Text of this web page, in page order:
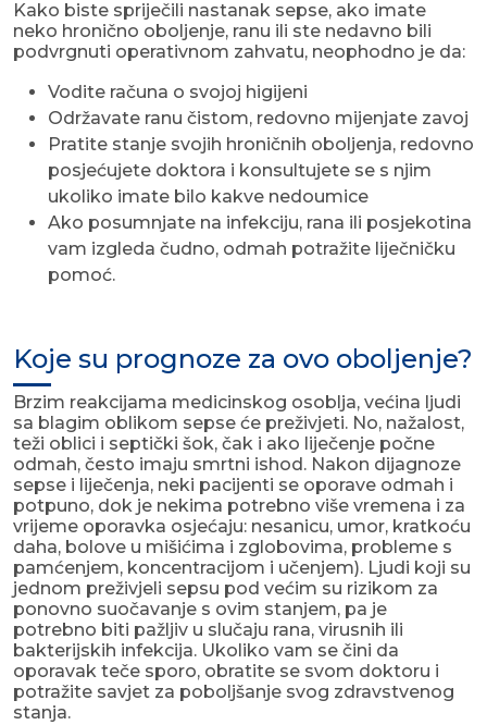
Kako biste spriječili nastanak sepse, ako imate
neko hronično oboljenje, ranu ili ste nedavno bili
podvrgnuti operativnom zahvatu, neophodno je da:
Vodite računa o svojoj higijeni
Održavate ranu čistom, redovno mijenjate zavoj
Pratite stanje svojih hroničnih oboljenja, redovno
posjećujete doktora i konsultujete se s njim
ukoliko imate bilo kakve nedoumice
Ako posumnjate na infekciju, rana ili posjekotina
vam izgleda čudno, odmah potražite liječničku
pomoć.
Koje su prognoze za ovo oboljenje?
Brzim reakcijama medicinskog osoblja, većina ljudi
sa blagim oblikom sepse će preživjeti. No, nažalost,
teži oblici i septički šok, čak i ako liječenje počne
odmah, često imaju smrtni ishod. Nakon dijagnoze
sepse i liječenja, neki pacijenti se oporave odmah i
potpuno, dok je nekima potrebno više vremena i za
vrijeme oporavka osjećaju: nesanicu, umor, kratkoću
daha, bolove u mišićima i zglobovima, probleme s
pamćenjem, koncentracijom i učenjem). Ljudi koji su
jednom preživjeli sepsu pod većim su rizikom za
ponovno suočavanje s ovim stanjem, pa je
potrebno biti pažljiv u slučaju rana, virusnih ili
bakterijskih infekcija. Ukoliko vam se čini da
oporavak teče sporo, obratite se svom doktoru i
potražite savjet za poboljšanje svog zdravstvenog
stanja.